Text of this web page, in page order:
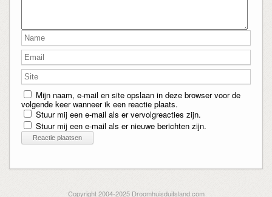
Mijn naam, e-mail en site opslaan in deze browser voor de
volgende keer wanneer ik een reactie plaats.
Stuur mij een e-mail als er vervolgreacties zijn.
Stuur mij een e-mail als er nieuwe berichten zijn.
Copyright 2004-2025 Droomhuisduitsland.com